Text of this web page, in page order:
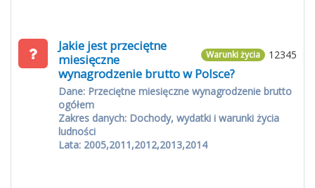
12345
Warunki życia
Jakie jest przeciętne
miesięczne
wynagrodzenie brutto w Polsce?
Dane: Przeciętne miesięczne wynagrodzenie brutto
ogółem
Zakres danych: Dochody, wydatki i warunki życia
ludności
Lata: 2005,2011,2012,2013,2014